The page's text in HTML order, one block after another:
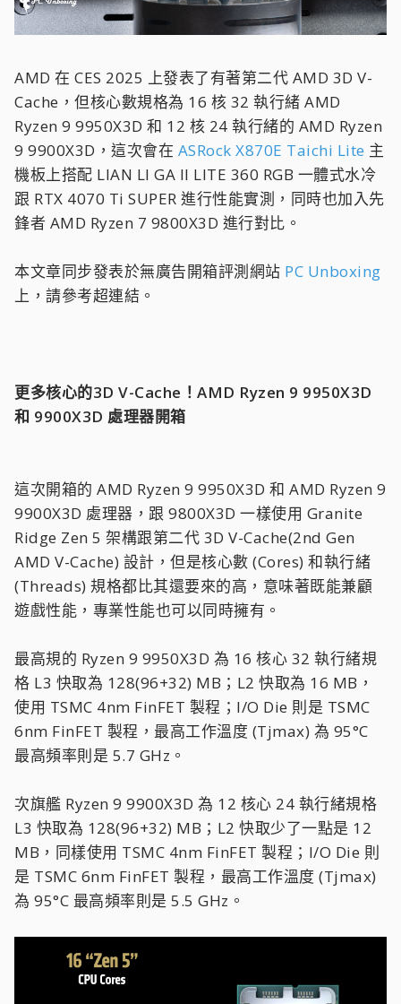
AMD 在 CES 2025 上發表了有著第二代 AMD 3D V-
Cache，但核心數規格為 16 核 32 執行緒 AMD
Ryzen 9 9950X3D 和 12 核 24 執行緒的 AMD Ryzen
9 9900X3D，這次會在 ASRock X870E Taichi Lite 主
機板上搭配 LIAN LI GA II LITE 360 RGB 一體式水冷
跟 RTX 4070 Ti SUPER 進行性能實測，同時也加入先
鋒者 AMD Ryzen 7 9800X3D 進行對比。
本文章同步發表於無廣告開箱評測網站 PC Unboxing
上，請參考超連結。
更多核心的3D V-Cache！AMD Ryzen 9 9950X3D
和 9900X3D 處理器開箱
這次開箱的 AMD Ryzen 9 9950X3D 和 AMD Ryzen 9
9900X3D 處理器，跟 9800X3D 一樣使用 Granite
Ridge Zen 5 架構跟第二代 3D V-Cache(2nd Gen
AMD V-Cache) 設計，但是核心數 (Cores) 和執行緒
(Threads) 規格都比其還要來的高，意味著既能兼顧
遊戲性能，專業性能也可以同時擁有。
最高規的 Ryzen 9 9950X3D 為 16 核心 32 執行緒規
格 L3 快取為 128(96+32) MB；L2 快取為 16 MB，
使用 TSMC 4nm FinFET 製程；I/O Die 則是 TSMC
6nm FinFET 製程，最高工作溫度 (Tjmax) 為 95°C
最高頻率則是 5.7 GHz。
次旗艦 Ryzen 9 9900X3D 為 12 核心 24 執行緒規格
L3 快取為 128(96+32) MB；L2 快取少了一點是 12
MB，同樣使用 TSMC 4nm FinFET 製程；I/O Die 則
是 TSMC 6nm FinFET 製程，最高工作溫度 (Tjmax)
為 95°C 最高頻率則是 5.5 GHz。